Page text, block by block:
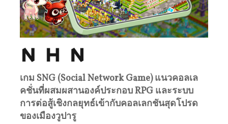
เกม SNG (Social Network Game) แนวคอลเล
คชั่นที่ผสมผสานองค์ประกอบ RPG และระบบ
การต่อสู้เชิงกลยุทธ์เข้ากับคอลเลกชันสุดโปรด
ของเมืองวูปารู